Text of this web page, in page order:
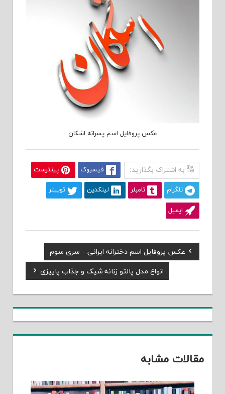
عکس پروفایل اسم پسرانه اشکان
به اشتراک بگذارید: فیسبوک پینترست
تلگرام تامبلر لینکدین توییتر
ایمیل
راهبری
نوشته
Previous
Post:
عکس پروفایل اسم دخترانه ایرانی – سری سوم
Next
Post:
انواع مدل پالتو زنانه شیک و جذاب پاییزی
مقالات مشابه